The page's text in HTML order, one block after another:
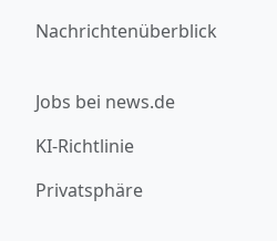
Nachrichtenüberblick
Jobs bei news.de
KI-Richtlinie
Privatsphäre